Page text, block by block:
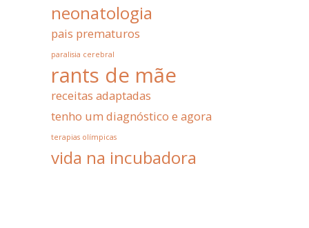
neonatologia
pais prematuros
paralisia cerebral
rants de mãe
receitas adaptadas
tenho um diagnóstico e agora
terapias olímpicas
vida na incubadora